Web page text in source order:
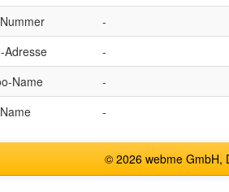
-
Adresse
-
Name
-
-
© 2026 webme GmbH,